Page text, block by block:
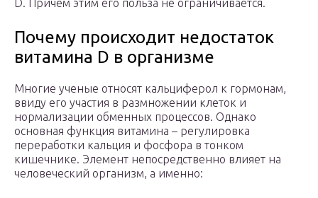
D. Причем этим его польза не ограничивается.
Почему происходит недостаток
витамина D в организме
Многие ученые относят кальциферол к гормонам,
ввиду его участия в размножении клеток и
нормализации обменных процессов. Однако
основная функция витамина – регулировка
переработки кальция и фосфора в тонком
кишечнике. Элемент непосредственно влияет на
человеческий организм, а именно: